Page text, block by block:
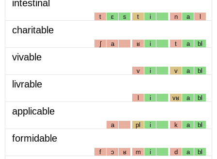
intestinal
t ɛ s t i n a l
charitable
ʃ a ʁ i t a bl
vivable
v i v a bl
livrable
l i vʁ a bl
applicable
a pl i k a bl
formidable
f ɔ ʁ m i d a bl